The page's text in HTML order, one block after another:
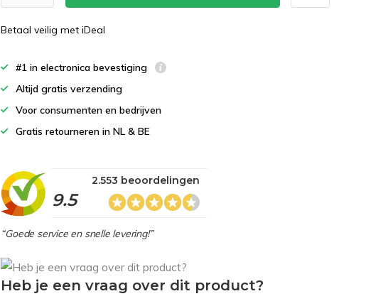
Betaal veilig met iDeal
#1 in electronica bevestiging
Altijd gratis verzending
Voor consumenten en bedrijven
Gratis retourneren in NL & BE
9.5
2.553 beoordelingen
“Goede service en snelle levering!”
Heb je een vraag over dit product?